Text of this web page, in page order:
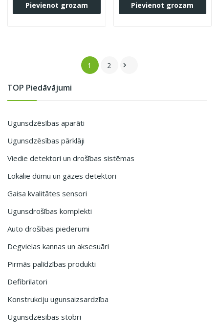
TOP Piedāvājumi
Ugunsdzēsības aparāti
Ugunsdzēsības pārklāji
Viedie detektori un drošības sistēmas
Lokālie dūmu un gāzes detektori
Gaisa kvalitātes sensori
Ugunsdrošības komplekti
Auto drošības piederumi
Degvielas kannas un aksesuāri
Pirmās palīdzības produkti
Defibrilatori
Konstrukciju ugunsaizsardzība
Ugunsdzēsības stobri
Pievienot grozam Pievienot grozam
1 2 